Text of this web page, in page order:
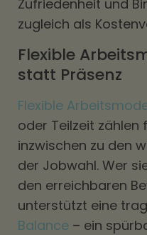
Zufriedenheit und
zugleich als
Flexible
statt Präsenz
Flexible
oder Teilzeit zählen
inzwischen zu den
der Jobwahl. Wer
den erreichbaren
unterstützt eine
Balance – ein